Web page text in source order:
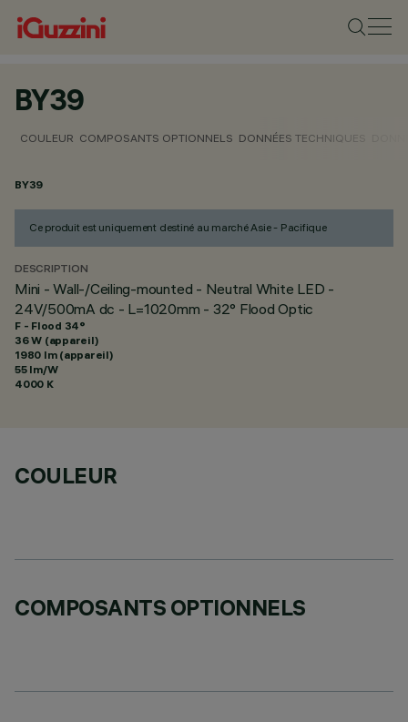
BY39
COULEUR COMPOSANTS OPTIONNELS DONNÉES TECHNIQUES
BY39
Ce produit est uniquement destiné au marché Asie - Pacifique
DESCRIPTION
Mini - Wall-/Ceiling-mounted - Neutral White LED -
24V/500mA dc - L=1020mm - 32° Flood Optic
F - Flood 34°
36 W (appareil)
1980 lm (appareil)
55 lm/W
4000 K
COULEUR
COMPOSANTS OPTIONNELS